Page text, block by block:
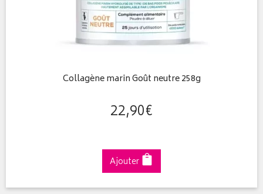
Collagène marin Goût neutre 258g
22,90€
Ajouter